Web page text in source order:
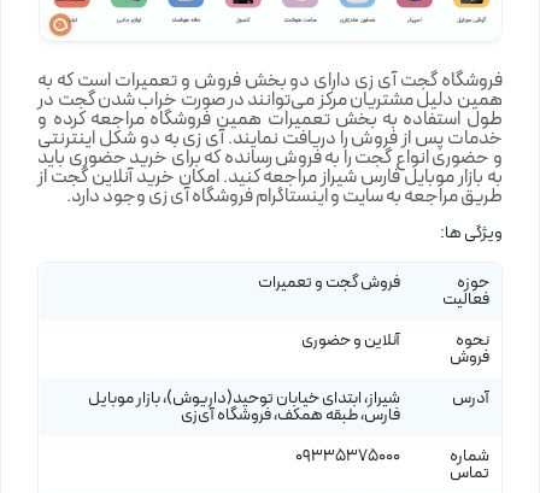
فروشگاه گجت آی زی دارای دو بخش فروش و تعمیرات است که به
همین دلیل مشتریان مرکز می‌توانند در صورت خراب شدن گجت در
طول استفاده به بخش تعمیرات همین فروشگاه مراجعه کرده و
خدمات پس از فروش را دریافت نمایند. آی زی به دو شکل اینترنتی
و حضوری انواع گجت را به فروش رسانده که برای خرید حضوری باید
به بازار موبایل فارس شیراز مراجعه کنید. امکان خرید آنلاین گجت‌ از
طریق مراجعه به سایت و اینستاگرام فروشگاه آی زی وجود دارد.
ویژگی ها:
حوزه
فعالیت
فروش گجت و تعمیرات
نحوه
فروش
آنلاین و حضوری
آدرس شیراز، ابتدای خیابان توحید(داریوش)، بازار موبایل
فارس، طبقه همکف، فروشگاه آی‌زی
شماره
تماس
09335375000